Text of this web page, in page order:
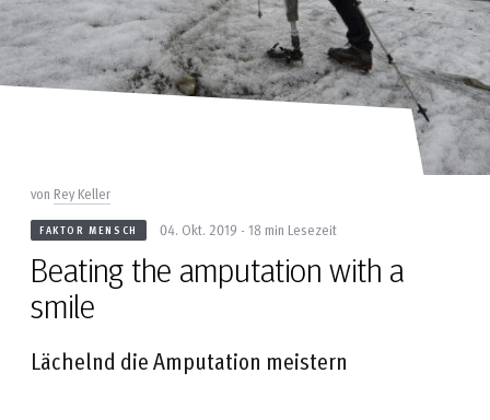
von Rey Keller
FAKTOR MENSCH 04. Okt. 2019 - 18 min Lesezeit
Beating the amputation with a
smile
Lächelnd die Amputation meistern